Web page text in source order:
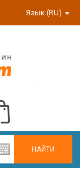
Язык (RU)
НАЙТИ